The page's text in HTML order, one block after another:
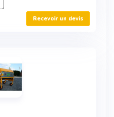
Recevoir un devis